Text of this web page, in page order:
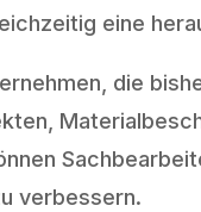
eine
die
verbessern.